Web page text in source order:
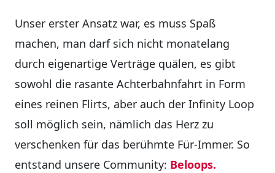
Unser erster Ansatz war, es muss Spaß
machen, man darf sich nicht monatelang
durch eigenartige Verträge quälen, es gibt
sowohl die rasante Achterbahnfahrt in Form
eines reinen Flirts, aber auch der Infinity Loop
soll möglich sein, nämlich das Herz zu
verschenken für das berühmte Für-Immer. So
entstand unsere Community: Beloops.